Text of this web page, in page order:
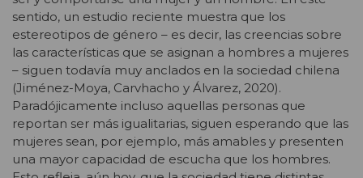
sentido, un estudio reciente muestra que los
estereotipos de género – es decir, las creencias sobre
las características que se asignan a hombres a mujeres
– siguen todavía muy anclados en la sociedad chilena
(Jiménez-Moya, Carvhacho y Álvarez, 2020).
Paradójicamente incluso aquellas personas que
reportan ser más igualitarias, siguen esperando que las
mujeres sean, por ejemplo, más amables y presenten
una mayor capacidad de escucha que los hombres.